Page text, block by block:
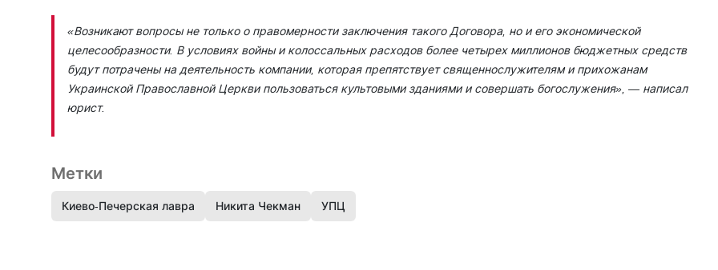
«Возникают вопросы не только о правомерности заключения такого Договора, но и его экономической
целесообразности. В условиях войны и колоссальных расходов более четырех миллионов бюджетных средств
будут потрачены на деятельность компании, которая препятствует священнослужителям и прихожанам
Украинской Православной Церкви пользоваться культовыми зданиями и совершать богослужения» , — написал
юрист.
Метки
Киево-Печерская лавра Никита Чекман УПЦ